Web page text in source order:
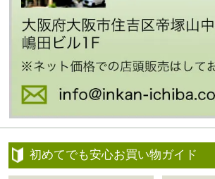
初めてでも安心お買い物ガイド